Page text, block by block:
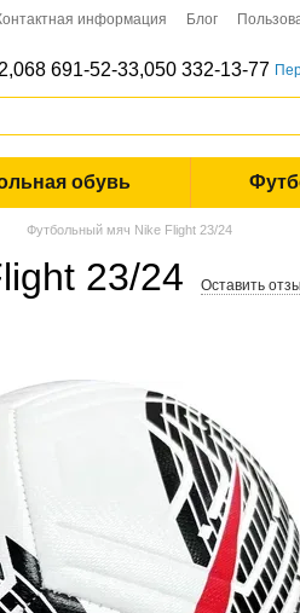
информация Блог
068 691-52-33,050 332-13-77
обувь
Футбольный мяч Nike Flight 23/24
23/24 Оставить